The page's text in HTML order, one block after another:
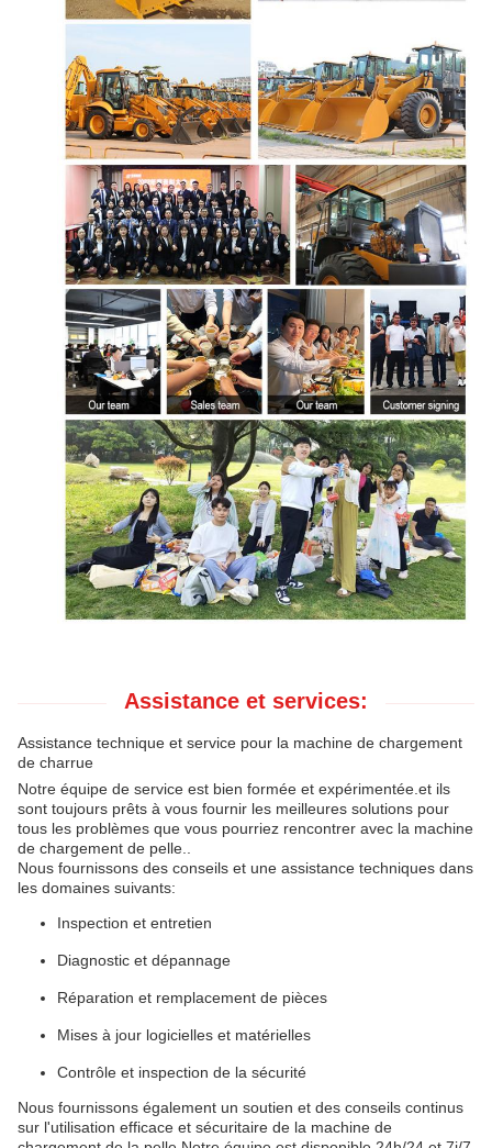
Assistance et services:
Assistance technique et service pour la machine de chargement
de charrue
Notre équipe de service est bien formée et expérimentée.et ils
sont toujours prêts à vous fournir les meilleures solutions pour
tous les problèmes que vous pourriez rencontrer avec la machine
de chargement de pelle..
Nous fournissons des conseils et une assistance techniques dans
les domaines suivants:
Inspection et entretien
Diagnostic et dépannage
Réparation et remplacement de pièces
Mises à jour logicielles et matérielles
Contrôle et inspection de la sécurité
Nous fournissons également un soutien et des conseils continus
sur l'utilisation efficace et sécuritaire de la machine de